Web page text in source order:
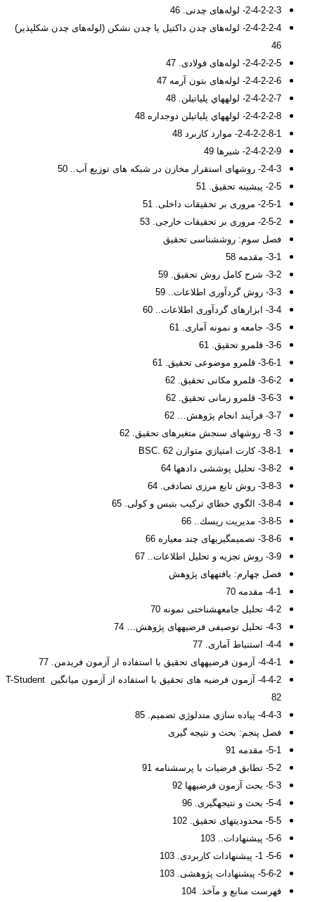
2-4-2-2-3- لوله‌های چدنی. 46
2-4-2-2-4- لوله‌های چدن داکتیل یا چدن نشکن (لوله‌های چدن شکل­پذیر)
46
2-4-2-2-5- لوله‌های فولادی. 47
2-4-2-2-6- لوله‌های بتون آرمه 47
2-4-2-2-7- لوله­هاي پلي­اتيلن. 48
2-4-2-2-8- لوله­هاي پلي­اتيلن دوجداره 48
2-4-2-2-8-1- موارد کاربرد 48
2-4-2-2-9- شیرها 49
2-4-3- روش­های استقرار مخازن در شبکه های توزیع آب.. 50
2-5- پیشینه تحقیق. 51
2-5-1- مروری بر تحقیقات داخلی. 51
2-5-2- مروری بر تحقیقات خارجی. 53
فصل سوم: روش­شناسی تحقیق
3-1- مقدمه 58
3-2- شرح کامل روش تحقیق. 59
3-3- روش گردآوری اطلاعات.. 59
3-4- ابزارهای گردآوری اطلاعات.. 60
3-5- جامعه و نمونه آماری. 61
3-6- قلمرو تحقیق. 61
3-6-1- قلمرو موضوعی تحقیق. 61
3-6-2- قلمرو مکانی تحقیق. 62
3-6-3- قلمرو زمانی تحقیق. 62
3-7- فرآیند انجام پژوهش… 62
3- 8- روش­های سنجش متغیرهای تحقیق. 62
3-8-1- كارت امتيازي متوازن BSC. 62
3-8-2- تحلیل پوششی داده­ها 64
3-8-3- روش تابع مرزی تصادفی. 64
3-8-4- الگوي خطاي ترکیب بتیس و کولی. 65
3-8-5- مدیریت ريسك.. 66
3-8-6- تصمیم­گیری­های چند معیاره 66
3-9- روش تجزیه و تحلیل اطلاعات.. 67
فصل چهارم: یافته­های پژوهش
4-1- مقدمه 70
4-2- تحلیل جامعه­شناختی نمونه 70
4-3- تحلیل توصیفی فرضیه­های پژوهش… 74
4-4- استنباط آماری. 77
4-4-1- آزمون فرضیه­های تحقیق با استفاده از آزمون فریدمن. 77
4-4-2- آزمون فرضیه های تحقیق با استفاده از آزمون میانگین T-Student
82
4-4-3- پياده سازي متدلوژي تصميم. 85
فصل پنجم: بحث و نتیجه گیری
5-1- مقدمه 91
5-2- تطابق فرضیات با پرسشنامه 91
5-3- بحث آزمون فرضیه­ها 92
5-4- بحث و نتیجه­گیری. 96
5-5- محدودیت­های تحقیق. 102
5-6- پیشنهادات.. 103
5-6- 1- پیشنهادات کاربردی. 103
5-6-2- پیشنهادات پژوهشی. 103
فهرست منابع و مآخذ. 104